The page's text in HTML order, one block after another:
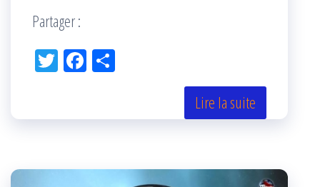
Partager :
Tw Fac
k r
Lire la suite